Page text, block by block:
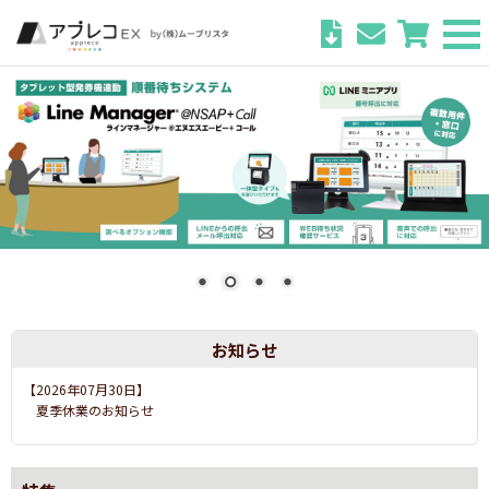
お知らせ
【2026年07月03日】
運営会社社名変更のお知らせ